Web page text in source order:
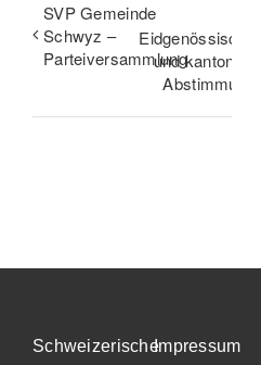
SVP Gemeinde
Schwyz –
Parteiversammlung
Eidgenössische
und kantonale
Abstimmung
SchweizerischeImpressum